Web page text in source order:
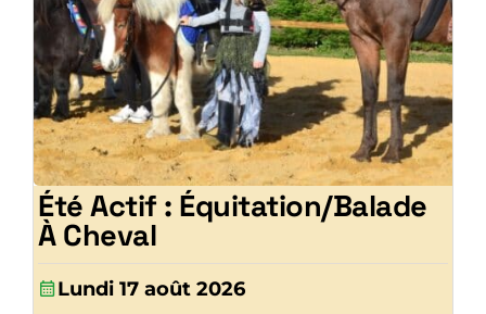
Été Actif : Équitation/Balade
À Cheval
Lundi 17 août 2026